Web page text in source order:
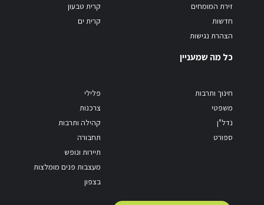
זירת המומחים
חדשות
הצהרת נגישות
קרית טבעון
קרית ים
כל מה שמעניין
חינוך ותרבות
משפטי
נדל"ן
ספורט
פלילי
צרכנות
קהילה ותרבות
תחבורה
תיירות ונופש
מעצבות פנים מומלצות
בצפון